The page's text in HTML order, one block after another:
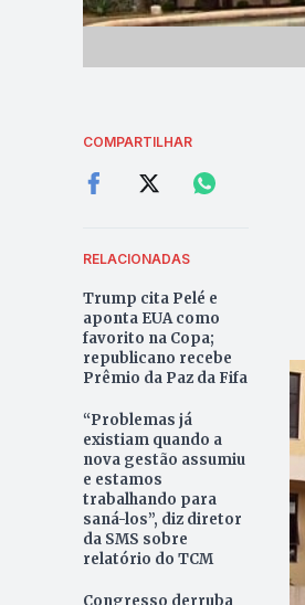
COMPARTILHAR
RELACIONADAS
Trump cita Pelé e
aponta EUA como
favorito na Copa;
republicano recebe
Prêmio da Paz da Fifa
“Problemas já
existiam quando a
nova gestão assumiu
e estamos
trabalhando para
saná-los”, diz diretor
da SMS sobre
relatório do TCM
Congresso derruba